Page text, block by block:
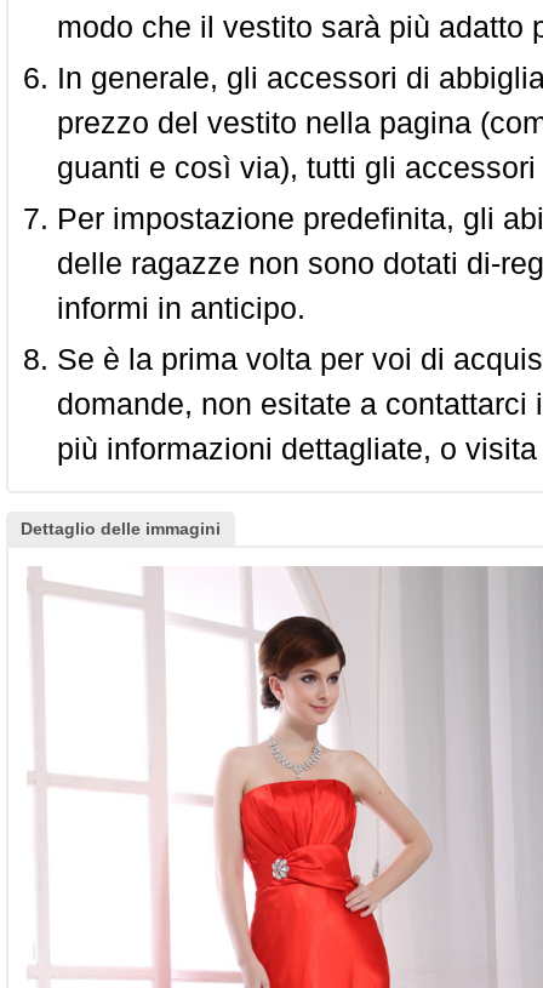
modo che il vestito sarà più adatto
In generale, gli accessori di
prezzo del vestito nella pagina
guanti e così via), tutti gli
Per impostazione predefinita, gli
delle ragazze non sono dotati di-
informi in anticipo.
Se è la prima volta per voi di
domande, non esitate a
più informazioni dettagliate, o
Dettaglio delle immagini